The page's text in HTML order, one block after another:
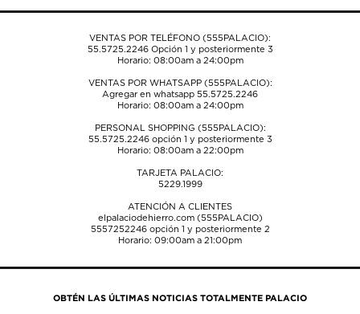
de
de
de
de
de
VENTAS POR TELÉFONO (555PALACIO):
55.5725.2246Opción 1 y posteriormente 3
Horario: 08:00am a 24:00pm
VENTAS POR WHATSAPP (555PALACIO):
Agregar en whatsapp 55.5725.2246
Horario: 08:00am a 24:00pm
PERSONAL SHOPPING (555PALACIO):
55.5725.2246opción 1 y posteriormente 3
Horario: 08:00am a 22:00pm
TARJETA PALACIO:
5229.1999
ATENCIÓN A CLIENTES
elpalaciodehierro.com (555PALACIO)
5557252246opción 1 y posteriormente 2
Horario: 09:00am a 21:00pm
OBTÉN LAS ÚLTIMAS NOTICIAS TOTALMENTE PALACIO